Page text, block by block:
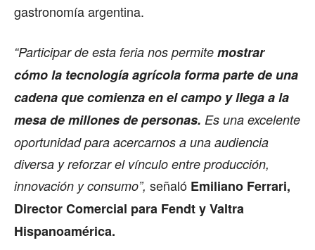
gastronomía argentina.
“Participar de esta feria nos permite mostrar
cómo la tecnología agrícola forma parte de una
cadena que comienza en el campo y llega a la
mesa de millones de personas. Es una excelente
oportunidad para acercarnos a una audiencia
diversa y reforzar el vínculo entre producción,
innovación y consumo”, señaló Emiliano Ferrari,
Director Comercial para Fendt y Valtra
Hispanoamérica.